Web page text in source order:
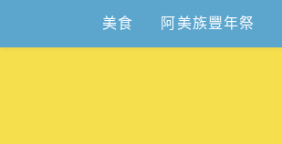
content
美食 阿美族豐年祭